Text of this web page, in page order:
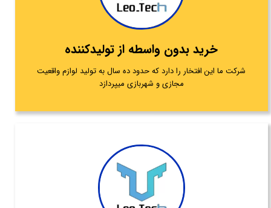
خرید بدون واسطه از تولیدکننده
شرکت ما این افتخار را دارد که حدود ده سال به تولید لوازم واقعیت
مجازی و شهربازی میپردازد